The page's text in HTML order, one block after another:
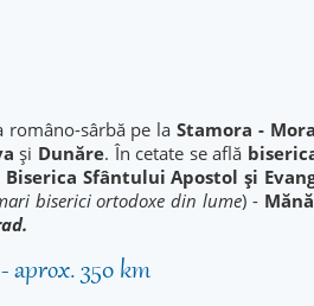
româno-sârbă pe la Stamora -
și Dunăre. În cetate se află
Biserica Sfântului Apostol și
biserici ortodoxe din lume) -
aprox. 350 km